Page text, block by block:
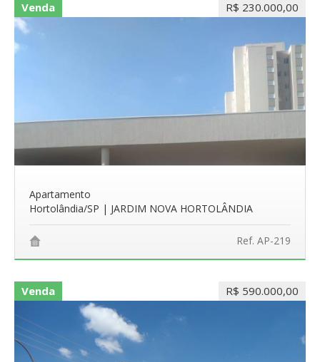
Venda R$ 230.000,00
Apartamento
Hortolândia/SP | JARDIM NOVA HORTOLÂNDIA
Ref. AP-219
Venda R$ 590.000,00